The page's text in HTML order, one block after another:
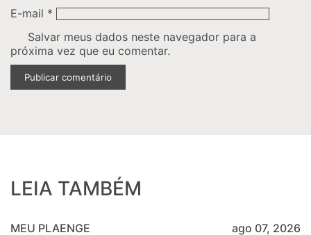
E-mail *
Salvar meus dados neste navegador para a
próxima vez que eu comentar.
LEIA TAMBÉM
MEU PLAENGE ago 07, 2026